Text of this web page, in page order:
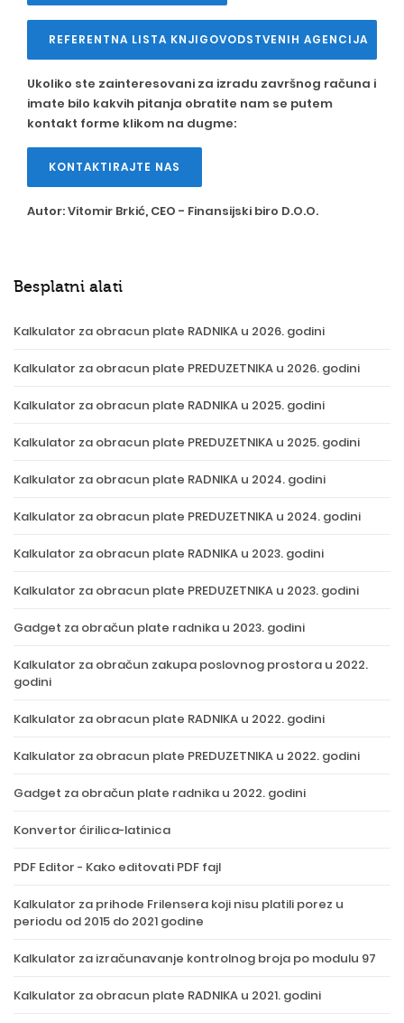
REFERENTNA LISTA KNJIGOVODSTVENIH AGENCIJA
Ukoliko ste zainteresovani za izradu završnog računa i
imate bilo kakvih pitanja obratite nam se putem
kontakt forme klikom na dugme:
KONTAKTIRAJTE NAS
Autor:Vitomir Brkić, CEO - Finansijski biro D.O.O.
Besplatni alati
Kalkulator za obracun plate RADNIKA u 2026. godini
Kalkulator za obracun plate PREDUZETNIKA u 2026. godini
Kalkulator za obracun plate RADNIKA u 2025. godini
Kalkulator za obracun plate PREDUZETNIKA u 2025. godini
Kalkulator za obracun plate RADNIKA u 2024. godini
Kalkulator za obracun plate PREDUZETNIKA u 2024. godini
Kalkulator za obracun plate RADNIKA u 2023. godini
Kalkulator za obracun plate PREDUZETNIKA u 2023. godini
Gadget za obračun plate radnika u 2023. godini
Kalkulator za obračun zakupa poslovnog prostora u 2022.
godini
Kalkulator za obracun plate RADNIKA u 2022. godini
Kalkulator za obracun plate PREDUZETNIKA u 2022. godini
Gadget za obračun plate radnika u 2022. godini
Konvertor ćirilica-latinica
PDF Editor - Kako editovati PDF fajl
Kalkulator za prihode Frilensera koji nisu platili porez u
periodu od 2015 do 2021 godine
Kalkulator za izračunavanje kontrolnog broja po modulu 97
Kalkulator za obracun plate RADNIKA u 2021. godini